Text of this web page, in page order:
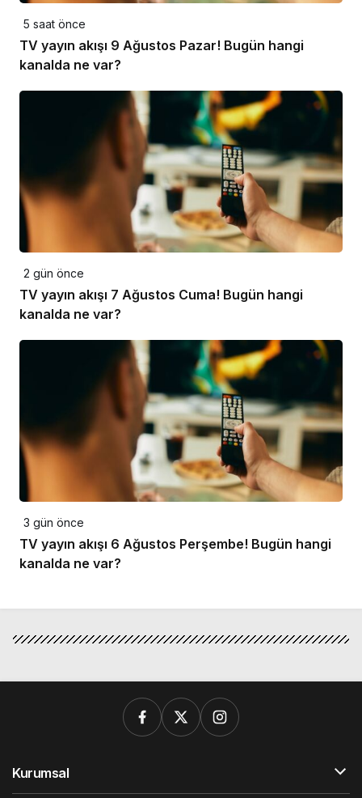
5 saat önce
TV yayın akışı 9 Ağustos Pazar! Bugün hangi
kanalda ne var?
2 gün önce
TV yayın akışı 7 Ağustos Cuma! Bugün hangi
kanalda ne var?
3 gün önce
TV yayın akışı 6 Ağustos Perşembe! Bugün hangi
kanalda ne var?
Kurumsal